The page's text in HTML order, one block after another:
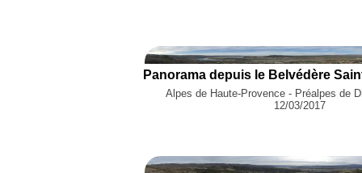
Alpes de Haute-Provence - Préalpes de
12/03/2017